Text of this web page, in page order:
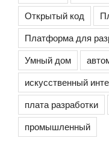
Открытый код
Платформа для
Умный дом
искусственный
плата разработки
промышленный